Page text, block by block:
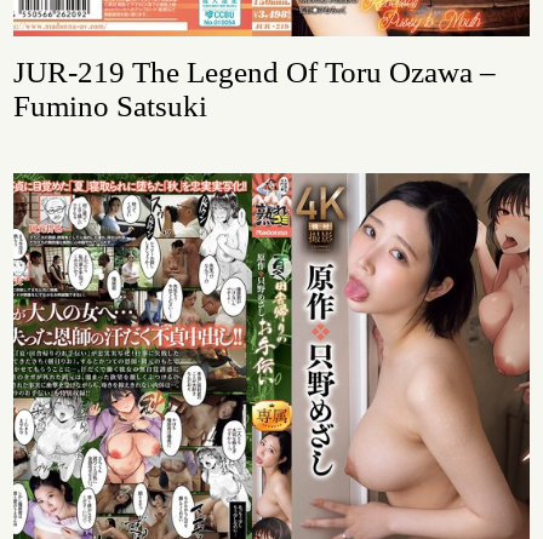
JUR-219 The Legend Of Toru Ozawa –
Fumino Satsuki